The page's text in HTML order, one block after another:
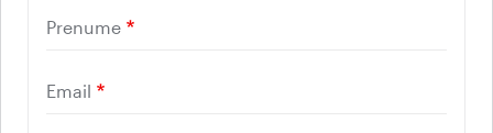
Prenume
Email
REGINA MARIA